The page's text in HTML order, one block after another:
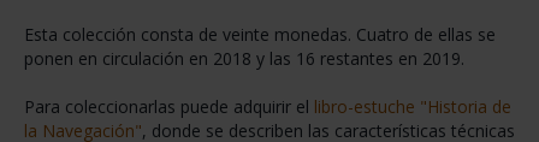
Esta colección consta de veinte monedas. Cuatro de ellas se
ponen en circulación en 2018 y las 16 restantes en 2019.
Para coleccionarlas puede adquirir el libro-estuche "Historia de
la Navegación", donde se describen las características técnicas